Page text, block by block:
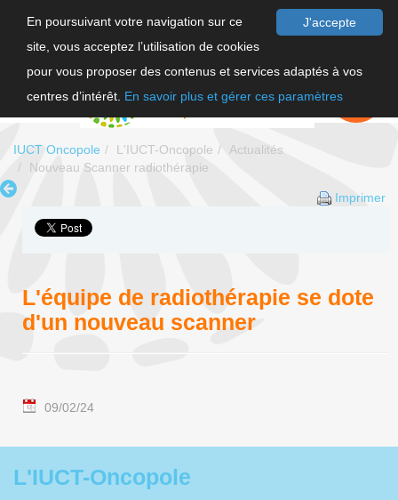
J'accepte
En poursuivant votre navigation sur ce
site, vous acceptez l’utilisation de cookies
pour vous proposer des contenus et services adaptés à vos
centres d’intérêt. En savoir plus et gérer ces paramètres
FAIRE UN
DON
IUCT Oncopole L'IUCT-Oncopole
Actualités
Nouveau Scanner radiothérapie
Imprimer
L'équipe de radiothérapie se dote
d'un nouveau scanner
09/02/24
L'IUCT-Oncopole